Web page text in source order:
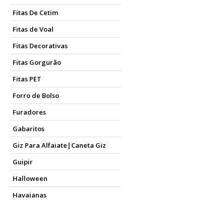
Fitas De Cetim
Fitas de Voal
Fitas Decorativas
Fitas Gorgurão
Fitas PET
Forro de Bolso
Furadores
Gabaritos
Giz Para Alfaiate|Caneta Giz
Guipir
Halloween
Havaianas